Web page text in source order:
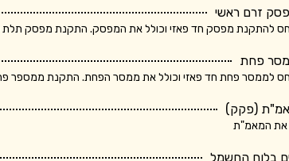
זרם ראשי
להתקנת מפסק חד פאזי וכולל את המפסק. התקנת מפסק תלת
פחת
לממסר פחת חד פאזי וכולל את ממסר הפחת. התקנת ממספר פחת
(פקק)
את המאמ"ת
בלוח החשמל